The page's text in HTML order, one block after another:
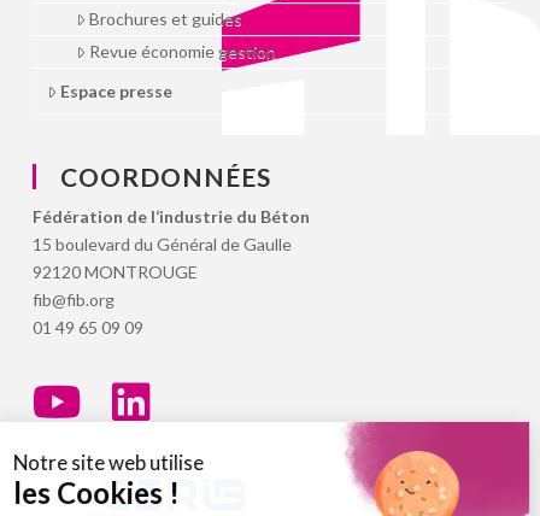
Brochures et guides
Revue économie gestion
Espace presse
COORDONNÉES
Fédération de l‘industrie du Béton
15 boulevard du Général de Gaulle
92120 MONTROUGE
fib@fib.org
01 49 65 09 09